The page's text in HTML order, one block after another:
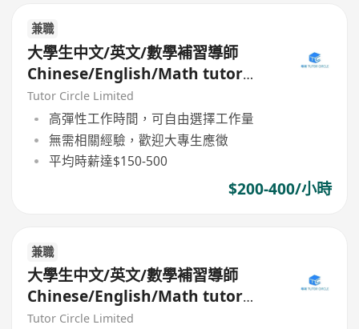
兼職
大學生中文/英文/數學補習導師
Chinese/English/Math tutor
(Part Time/Freelancer)
Tutor Circle Limited
高彈性工作時間，可自由選擇工作量
無需相關經驗，歡迎大專生應徵
平均時薪達$150-500
$200-400/小時
兼職
大學生中文/英文/數學補習導師
Chinese/English/Math tutor
(Part Time/Freelancer)
Tutor Circle Limited